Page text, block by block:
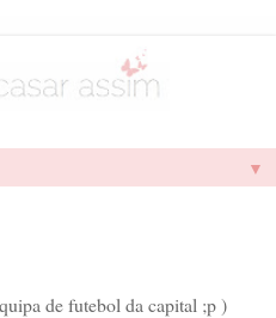
▼
de futebol da capital ;p )